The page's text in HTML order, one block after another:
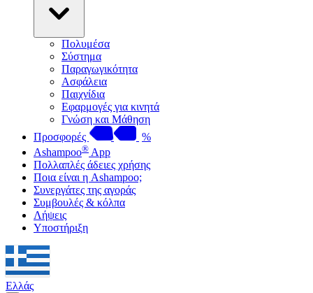
Πολυμέσα
Σύστημα
Παραγωγικότητα
Ασφάλεια
Παιχνίδια
Εφαρμογές για κινητά
Γνώση και Μάθηση
Προσφορές
%
Ashampoo® App
Πολλαπλές άδειες χρήσης
Ποια είναι η Ashampoo;
Συνεργάτες της αγοράς
Συμβουλές & κόλπα
Λήψεις
Υποστήριξη
Ελλάς